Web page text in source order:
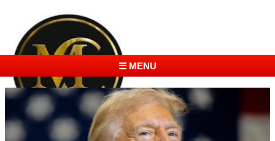
☰ MENU